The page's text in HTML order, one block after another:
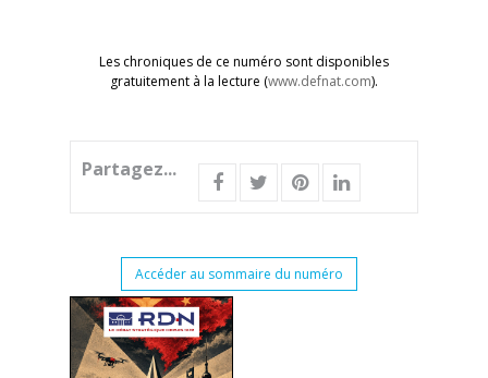
Les chroniques de ce numéro sont disponibles
gratuitement à la lecture (www.defnat.com).
Partagez...
Accéder au sommaire du numéro